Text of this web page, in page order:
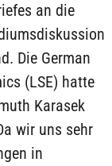
an die
Die German
(LSE) hatte
Karasek
wir uns sehr
in